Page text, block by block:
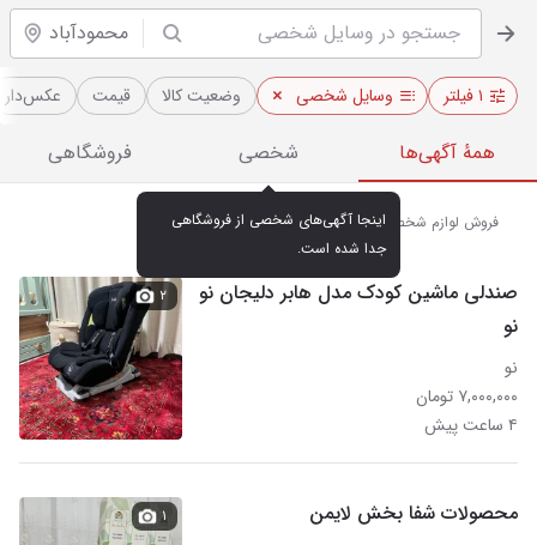
محمودآباد
۱ فیلتر وسایل شخصی وضعیت کالا قیمت عکس‌دار
همهٔ آگهی‌ها شخصی فروشگاهی
جدا شده است.
فروش لوازم شخصی نو و دست دوم در محمودآباد
صندلی ماشین کودک مدل هابر دلیجان نو
نو
نو
۷,۰۰۰,۰۰۰ تومان
۴ ساعت پیش
۲
محصولات شفا بخش لایمن ۱